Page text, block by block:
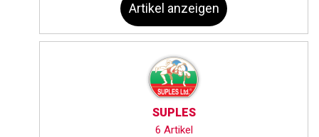
Artikel anzeigen
SUPLES
6 Artikel